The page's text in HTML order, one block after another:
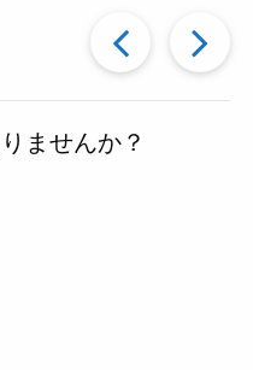
過
去
ませんか？